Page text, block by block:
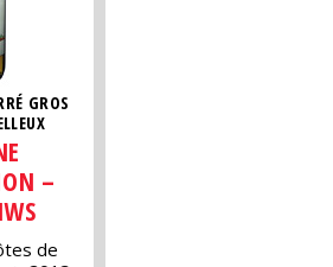
GROS
–
de